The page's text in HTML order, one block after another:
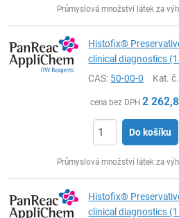
Průmyslová množství látek za
Histofix®
clinical diagnostics
CAS: 50-00-0 Kat. č.
cena bez DPH 2
Do košíku
Průmyslová množství látek za
Histofix®
clinical diagnostics